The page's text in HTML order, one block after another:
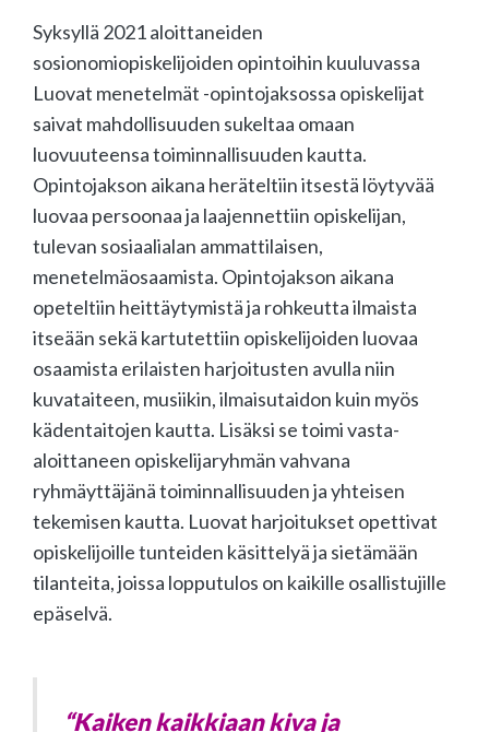
Syksyllä 2021 aloittaneiden
sosionomiopiskelijoiden opintoihin kuuluvassa
Luovat menetelmät -opintojaksossa opiskelijat
saivat mahdollisuuden sukeltaa omaan
luovuuteensa toiminnallisuuden kautta.
Opintojakson aikana heräteltiin itsestä löytyvää
luovaa persoonaa ja laajennettiin opiskelijan,
tulevan sosiaalialan ammattilaisen,
menetelmäosaamista. Opintojakson aikana
opeteltiin heittäytymistä ja rohkeutta ilmaista
itseään sekä kartutettiin opiskelijoiden luovaa
osaamista erilaisten harjoitusten avulla niin
kuvataiteen, musiikin, ilmaisutaidon kuin myös
kädentaitojen kautta. Lisäksi se toimi vasta-
aloittaneen opiskelijaryhmän vahvana
ryhmäyttäjänä toiminnallisuuden ja yhteisen
tekemisen kautta. Luovat harjoitukset opettivat
opiskelijoille tunteiden käsittelyä ja sietämään
tilanteita, joissa lopputulos on kaikille osallistujille
epäselvä.
“Kaiken kaikkiaan kiva ja